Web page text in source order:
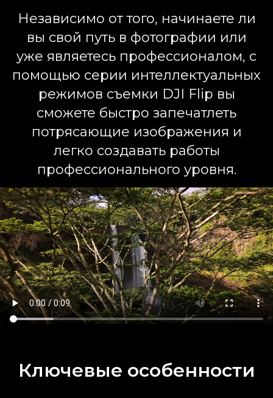
Независимо от того, начинаете ли
вы свой путь в фотографии или
уже являетесь профессионалом, с
помощью серии интеллектуальных
режимов съемки DJI Flip вы
сможете быстро запечатлеть
потрясающие изображения и
легко создавать работы
профессионального уровня.
Ключевые особенности